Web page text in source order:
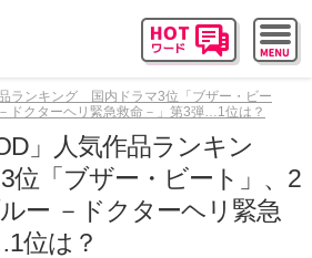
ランキング 国内ドラマ3位「ブザー・ビー
ドクターヘリ緊急救命－」第3弾…1位は？
」人気作品ランキン
「ブザー・ビート」、2
ー －ドクターヘリ緊急
位は？